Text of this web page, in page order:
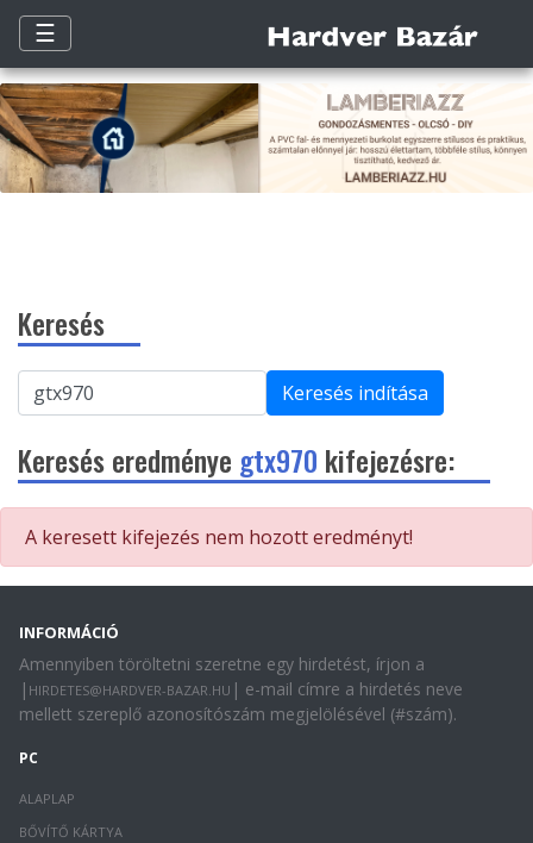
☰
Keresés
Keresés indítása
Keresés eredménye gtx970 kifejezésre:
A keresett kifejezés nem hozott eredményt!
INFORMÁCIÓ
Amennyiben töröltetni szeretne egy hirdetést, írjon a
| HIRDETES@HARDVER-BAZAR.HU | e-mail címre a hirdetés neve
mellett szereplő azonosítószám megjelölésével (#szám).
PC
ALAPLAP
BŐVÍTŐ KÁRTYA